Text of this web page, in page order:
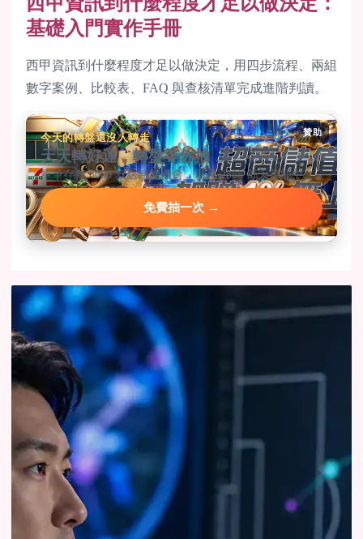
基礎入門實作手冊
西甲資訊到什麼程度才足以做決定，用四步流程、兩組
數字案例、比較表、FAQ 與查核清單完成進階判讀。
贊助
今天的轉盤還沒人轉走
天天轉好運，轉盤等你抽
單筆存款 3000 就送轉盤機會，最高 2888 每天都能中。
免費抽一次 →